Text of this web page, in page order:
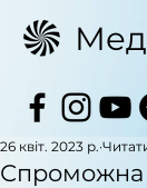
26 квіт. 2023 р.